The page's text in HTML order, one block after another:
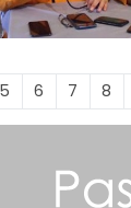
5 6 7 8